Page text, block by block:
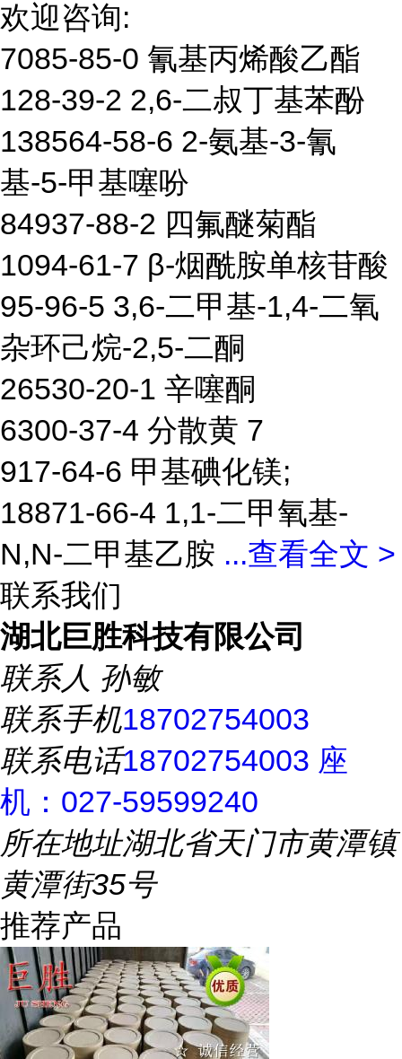
欢迎咨询:
7085-85-0 氰基丙烯酸乙酯
128-39-2 2,6-二叔丁基苯酚
138564-58-6 2-氨基-3-氰
基-5-甲基噻吩
84937-88-2 四氟醚菊酯
1094-61-7 β-烟酰胺单核苷酸
95-96-5 3,6-二甲基-1,4-二氧
杂环己烷-2,5-二酮
26530-20-1 辛噻酮
6300-37-4 分散黄 7
917-64-6 甲基碘化镁;
18871-66-4 1,1-二甲氧基-
N,N-二甲基乙胺 ...查看全文 >
联系我们
湖北巨胜科技有限公司
联系人 孙敏
联系手机18702754003
联系电话18702754003 座
机：027-59599240
所在地址湖北省天门市黄潭镇
黄潭街35号
推荐产品